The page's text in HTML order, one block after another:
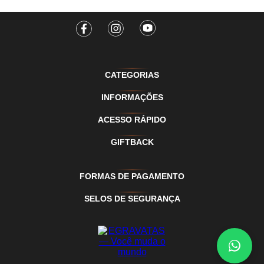
CATEGORIAS
INFORMAÇÕES
ACESSO RÁPIDO
GIFTBACK
FORMAS DE PAGAMENTO
SELOS DE SEGURANÇA